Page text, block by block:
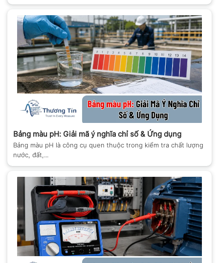
Bảng màu pH: Giải mã ý nghĩa chỉ số & Ứng dụng
Bảng màu pH là công cụ quen thuộc trong kiểm tra chất lượng
nước, đất,...